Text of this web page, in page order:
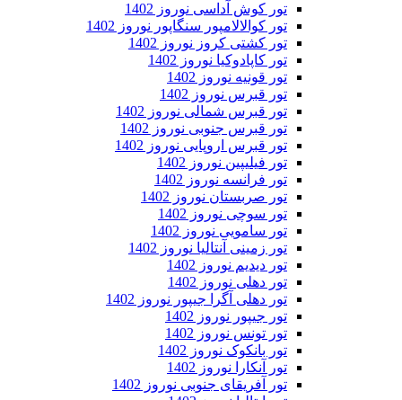
تور کوش آداسی نوروز 1402
تور کوالالامپور سنگاپور نوروز 1402
تور کشتی کروز نوروز 1402
تور کاپادوکیا نوروز 1402
تور قونیه نوروز 1402
تور قبرس نوروز 1402
تور قبرس شمالی نوروز 1402
تور قبرس جنوبی نوروز 1402
تور قبرس اروپایی نوروز 1402
تور فیلیپین نوروز 1402
تور فرانسه نوروز 1402
تور صربستان نوروز 1402
تور سوچی نوروز 1402
تور سامویی نوروز 1402
تور زمینی آنتالیا نوروز 1402
تور دیدیم نوروز 1402
تور دهلی نوروز 1402
تور دهلی آگرا جیپور نوروز 1402
تور جیپور نوروز 1402
تور تونس نوروز 1402
تور بانکوک نوروز 1402
تور آنکارا نوروز 1402
تور آفریقای جنوبی نوروز 1402